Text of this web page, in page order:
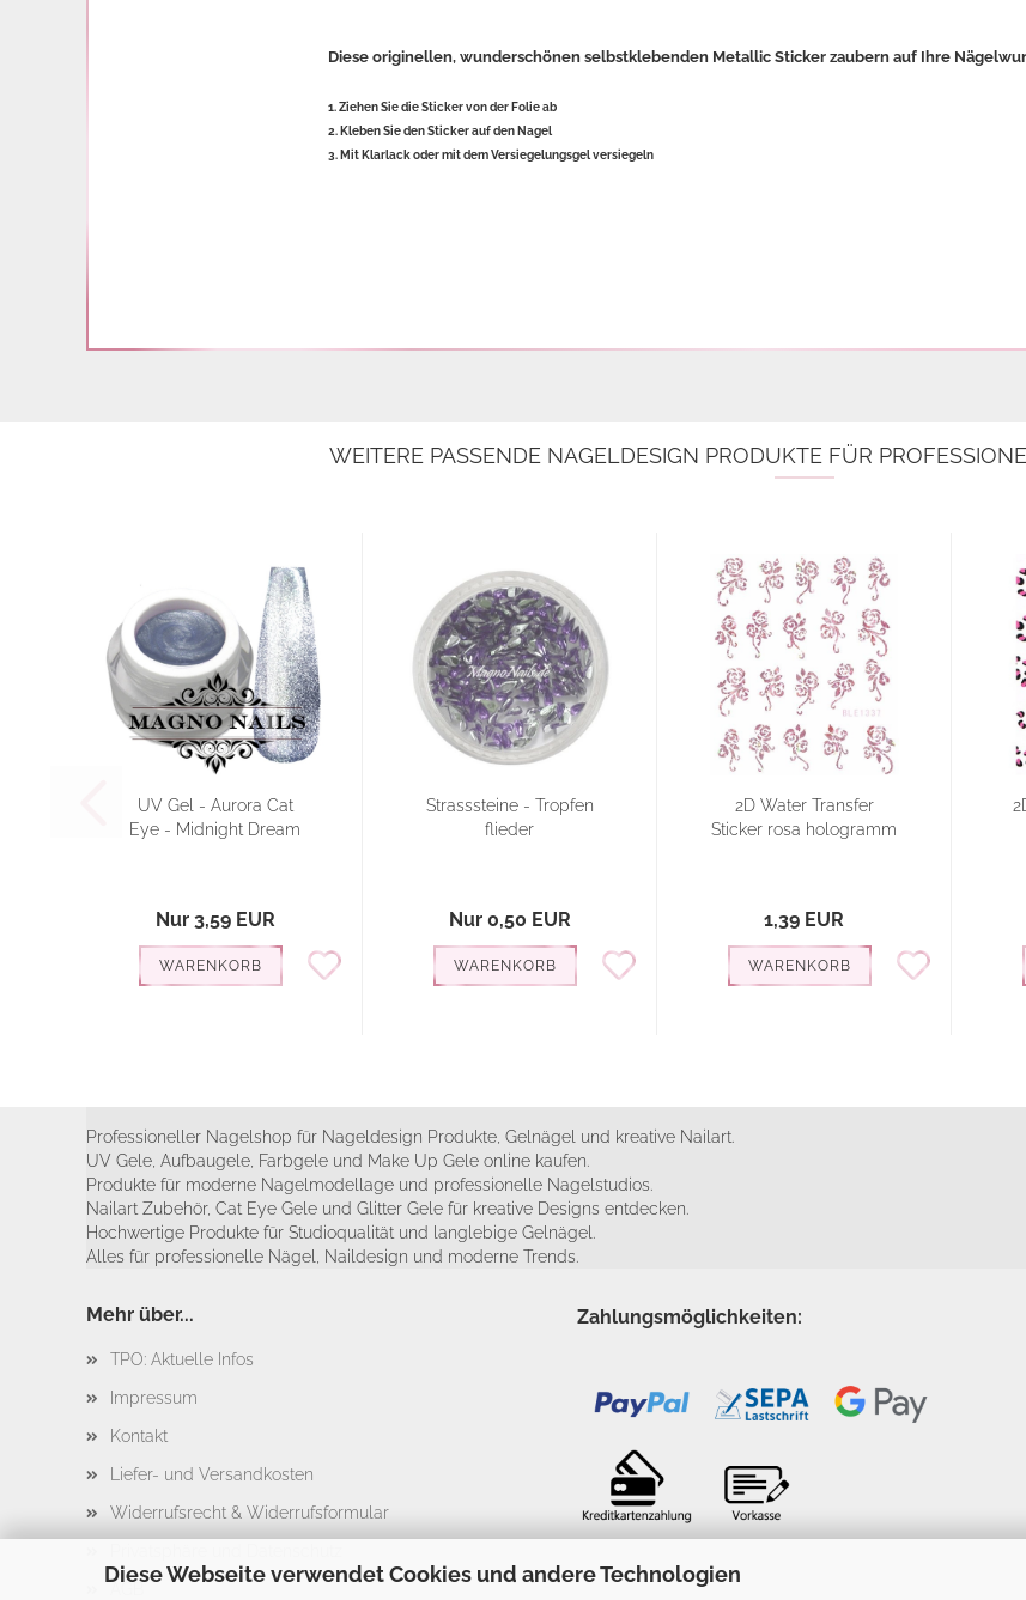
Diese Webseite verwendet Cookies und andere Technologien
Diese originellen, wunderschönen selbstklebenden Metallic Sticker zaubern auf Ihre
1. Ziehen Sie die Sticker von der Folie ab
2. Kleben Sie den Sticker auf den Nagel
3. Mit Klarlack oder mit dem Versiegelungsgel versiegeln
WEITERE PASSENDE NAGELDESIGN PRODUKTE FÜR
UV Gel - Aurora Cat
Eye - Midnight Dream
Nur 3,59 EUR
WARENKORB
Strasssteine - Tropfen
flieder
Nur 0,50 EUR
WARENKORB
2D Water Transfer
Sticker rosa hologramm
1,39 EUR
WARENKORB
Professioneller Nagelshop für Nageldesign Produkte, Gelnägel und kreative Nailart.
UV Gele, Aufbaugele, Farbgele und Make Up Gele online kaufen.
Produkte für moderne Nagelmodellage und professionelle Nagelstudios.
Nailart Zubehör, Cat Eye Gele und Glitter Gele für kreative Designs entdecken.
Hochwertige Produkte für Studioqualität und langlebige Gelnägel.
Alles für professionelle Nägel, Naildesign und moderne Trends.
Mehr über...
TPO: Aktuelle Infos
Impressum
Kontakt
Liefer- und Versandkosten
Widerrufsrecht & Widerrufsformular
Zahlungsmöglichkeiten: